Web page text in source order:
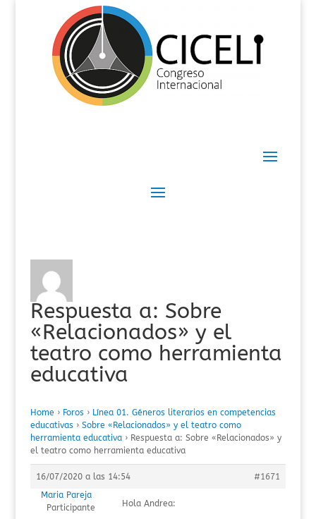
Respuesta a: Sobre
«Relacionados» y el
teatro como herramienta
educativa
Home › Foros › Línea 01. Géneros literarios en competencias
educativas › Sobre «Relacionados» y el teatro como
herramienta educativa › Respuesta a: Sobre «Relacionados» y
el teatro como herramienta educativa
16/07/2020 a las 14:54
#1671
Maria Pareja
Participante
Hola Andrea: